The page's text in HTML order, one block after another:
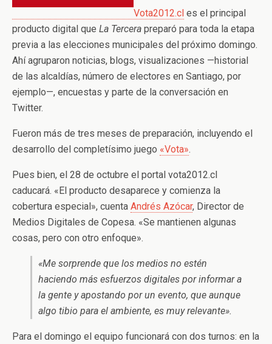
Vota2012.cl es el principal
producto digital que La Tercera preparó para toda la etapa
previa a las elecciones municipales del próximo domingo.
Ahí agruparon noticias, blogs, visualizaciones —historial
de las alcaldías, número de electores en Santiago, por
ejemplo—, encuestas y parte de la conversación en
Twitter.
Fueron más de tres meses de preparación, incluyendo el
desarrollo del completísimo juego «Vota».
Pues bien, el 28 de octubre el portal vota2012.cl
caducará. «El producto desaparece y comienza la
cobertura especial», cuenta Andrés Azócar, Director de
Medios Digitales de Copesa. «Se mantienen algunas
cosas, pero con otro enfoque».
«Me sorprende que los medios no estén
haciendo más esfuerzos digitales por informar a
la gente y apostando por un evento, que aunque
algo tibio para el ambiente, es muy relevante».
Para el domingo el equipo funcionará con dos turnos: en la